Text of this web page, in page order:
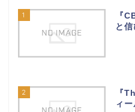
1
『
と
2
『
ィ